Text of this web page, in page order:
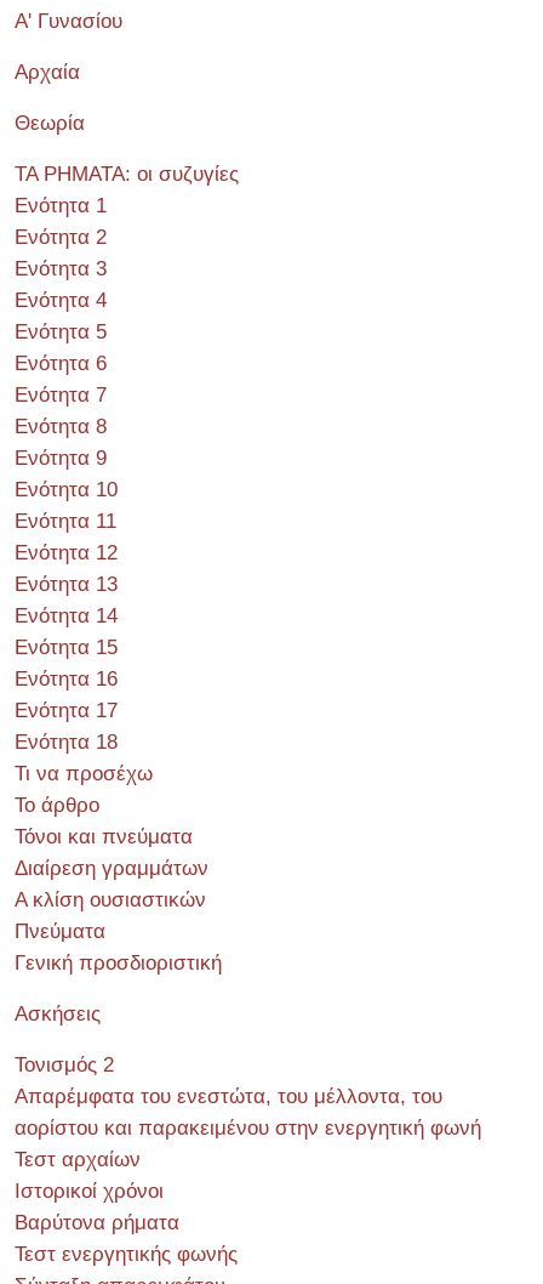
Α' Γυνασίου
Αρχαία
Θεωρία
ΤΑ ΡΗΜΑΤΑ: οι συζυγίες
Ενότητα 1
Ενότητα 2
Ενότητα 3
Ενότητα 4
Ενότητα 5
Ενότητα 6
Ενότητα 7
Ενότητα 8
Ενότητα 9
Ενότητα 10
Ενότητα 11
Ενότητα 12
Ενότητα 13
Ενότητα 14
Ενότητα 15
Ενότητα 16
Ενότητα 17
Ενότητα 18
Τι να προσέχω
Το άρθρο
Τόνοι και πνεύματα
Διαίρεση γραμμάτων
Α κλίση ουσιαστικών
Πνεύματα
Γενική προσδιοριστική
Ασκήσεις
Τονισμός 2
Απαρέμφατα του ενεστώτα, του μέλλοντα, του
αορίστου και παρακειμένου στην ενεργητική φωνή
Τεστ αρχαίων
Ιστορικοί χρόνοι
Βαρύτονα ρήματα
Τεστ ενεργητικής φωνής